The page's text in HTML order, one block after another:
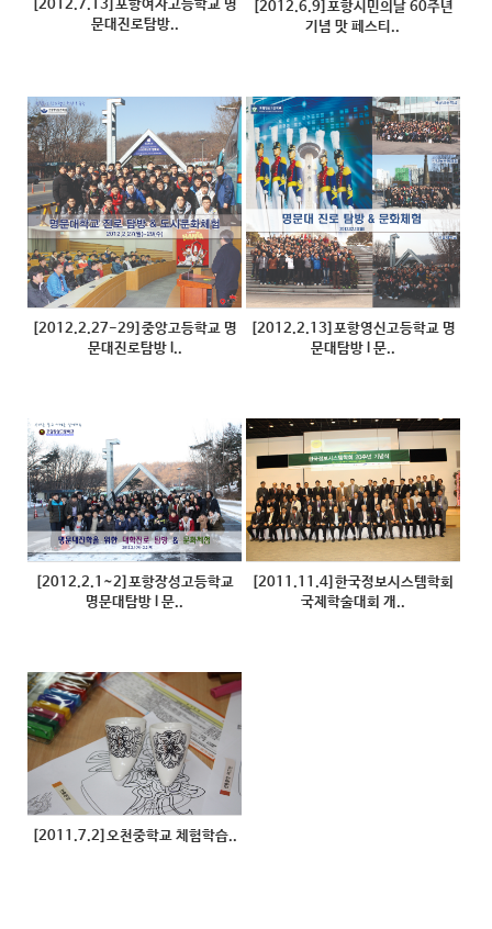
[2012.7.13]포항여자고등학교 명
문대진로탐방..
[2012.6.9]포항시민의날 60주년
기념 맛 페스티..
[2012.2.27-29]중앙고등학교 명
문대진로탐방 l..
[2012.2.13]포항영신고등학교 명
문대탐방 l 문..
[2012.2.1~2]포항장성고등학교
명문대탐방 l 문..
[2011.11.4]한국정보시스템학회
국제학술대회 개..
[2011.7.2]오천중학교 체험학습..